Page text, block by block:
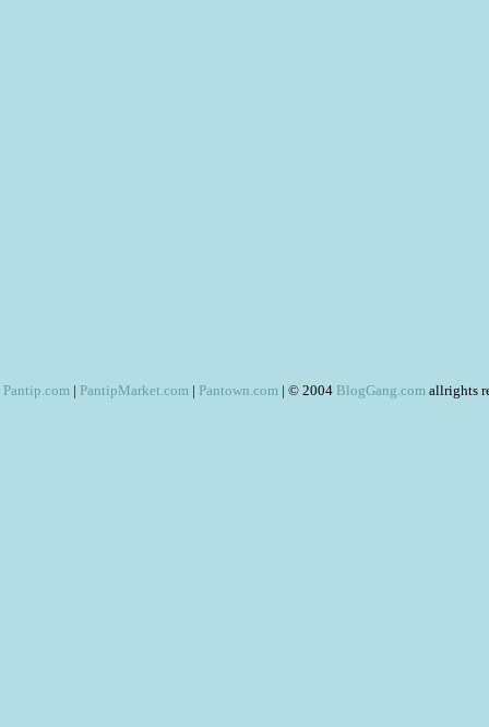
Pantip.com | PantipMarket.com | Pantown.com | © 2004 BlogGang.com allrights